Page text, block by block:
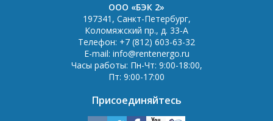
OOO «БЭК 2»
197341 , Санкт-Петербург,
Коломяжский пр., д. 33-А
Телефон: +7 (812) 603-63-32
E-mail: info@rentenergo.ru
Часы работы: Пн-Чт: 9:00-18:00,
Пт: 9:00-17:00
Присоединяйтесь